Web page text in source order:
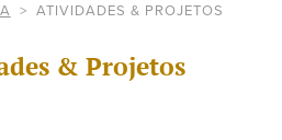
ATIVIDADES & PROJETOS
& Projetos